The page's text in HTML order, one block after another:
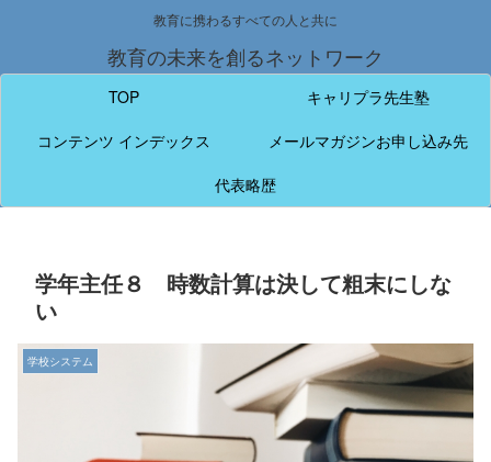
教育に携わるすべての人と共に
教育の未来を創るネットワーク
TOP
キャリプラ先生塾
コンテンツ インデックス
メールマガジンお申し込み先
代表略歴
学年主任８ 時数計算は決して粗末にしな
い
学校システム